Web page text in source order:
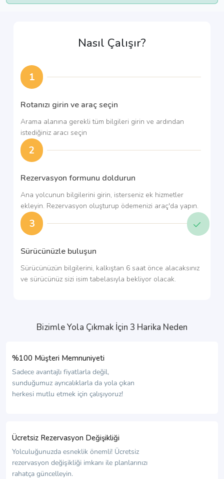
Nasıl Çalışır?
1
Rotanızı girin ve araç seçin
Arama alanına gerekli tüm bilgileri girin ve ardından
istediğiniz aracı seçin
2
Rezervasyon formunu doldurun
Ana yolcunun bilgilerini girin, isterseniz ek hizmetler
ekleyin. Rezervasyon oluşturup ödemenizi araç'da yapın.
3
Sürücünüzle buluşun
Sürücünüzün bilgilerini, kalkıştan 6 saat önce alacaksınız
ve sürücünüz sizi isim tabelasıyla bekliyor olacak.
Bizimle Yola Çıkmak İçin 3 Harika Neden
%100 Müşteri Memnuniyeti
Sadece avantajlı fiyatlarla değil,
sunduğumuz ayrıcalıklarla da yola çıkan
herkesi mutlu etmek için çalışıyoruz!
Ücretsiz Rezervasyon Değişikliği
Yolculuğunuzda esneklik önemli! Ücretsiz
rezervasyon değişikliği imkanı ile planlarınızı
rahatça güncelleyin.